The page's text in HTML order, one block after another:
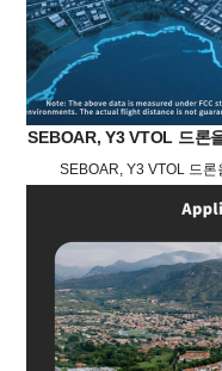
SEBOAR, Y3 VTOL 드론
SEBOAR, Y3 VTOL 드